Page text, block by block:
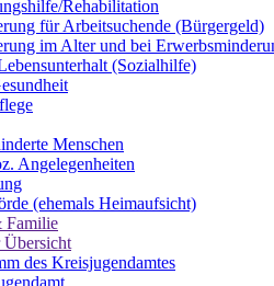
Rehabilitation
für Arbeitsuchende (Bürgergeld)
im Alter und bei
(Sozialhilfe)
Menschen
Angelegenheiten
(ehemals Heimaufsicht)
Familie
des Kreisjugendamtes